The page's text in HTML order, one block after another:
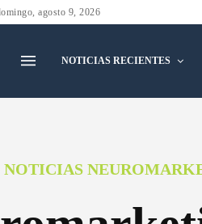
agosto 9, 2026
NOTICIAS RECIENTES
NOTICIAS